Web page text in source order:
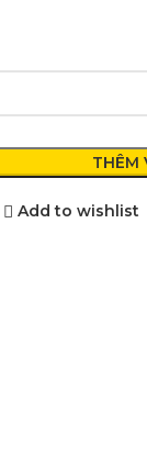
THÊM
Add to wishlist